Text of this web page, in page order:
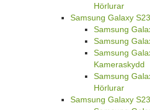
Hörlurar
Samsung Galaxy S23
Samsung
Samsung
Samsung
Kameraskydd
Samsung
Hörlurar
Samsung Galaxy